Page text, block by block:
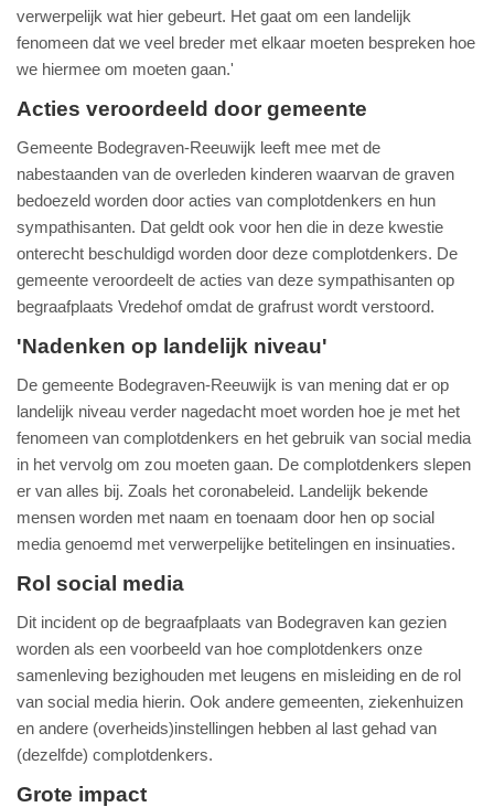
verwerpelijk wat hier gebeurt. Het gaat om een landelijk
fenomeen dat we veel breder met elkaar moeten bespreken hoe
we hiermee om moeten gaan.'
Acties veroordeeld door gemeente
Gemeente Bodegraven-Reeuwijk leeft mee met de
nabestaanden van de overleden kinderen waarvan de graven
bedoezeld worden door acties van complotdenkers en hun
sympathisanten. Dat geldt ook voor hen die in deze kwestie
onterecht beschuldigd worden door deze complotdenkers. De
gemeente veroordeelt de acties van deze sympathisanten op
begraafplaats Vredehof omdat de grafrust wordt verstoord.
'Nadenken op landelijk niveau'
De gemeente Bodegraven-Reeuwijk is van mening dat er op
landelijk niveau verder nagedacht moet worden hoe je met het
fenomeen van complotdenkers en het gebruik van social media
in het vervolg om zou moeten gaan. De complotdenkers slepen
er van alles bij. Zoals het coronabeleid. Landelijk bekende
mensen worden met naam en toenaam door hen op social
media genoemd met verwerpelijke betitelingen en insinuaties.
Rol social media
Dit incident op de begraafplaats van Bodegraven kan gezien
worden als een voorbeeld van hoe complotdenkers onze
samenleving bezighouden met leugens en misleiding en de rol
van social media hierin. Ook andere gemeenten, ziekenhuizen
en andere (overheids)instellingen hebben al last gehad van
(dezelfde) complotdenkers.
Grote impact